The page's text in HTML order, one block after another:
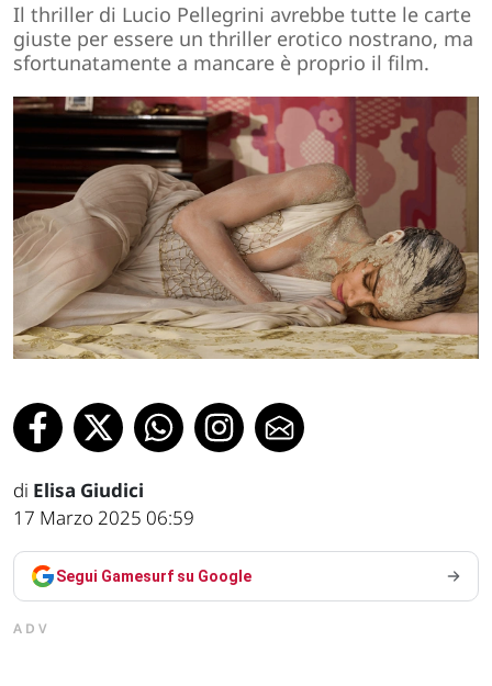
Il thriller di Lucio Pellegrini avrebbe tutte le carte
giuste per essere un thriller erotico nostrano, ma
sfortunatamente a mancare è proprio il film.
di Elisa Giudici
17 Marzo 2025 06:59
Segui Gamesurf su Google
ADV